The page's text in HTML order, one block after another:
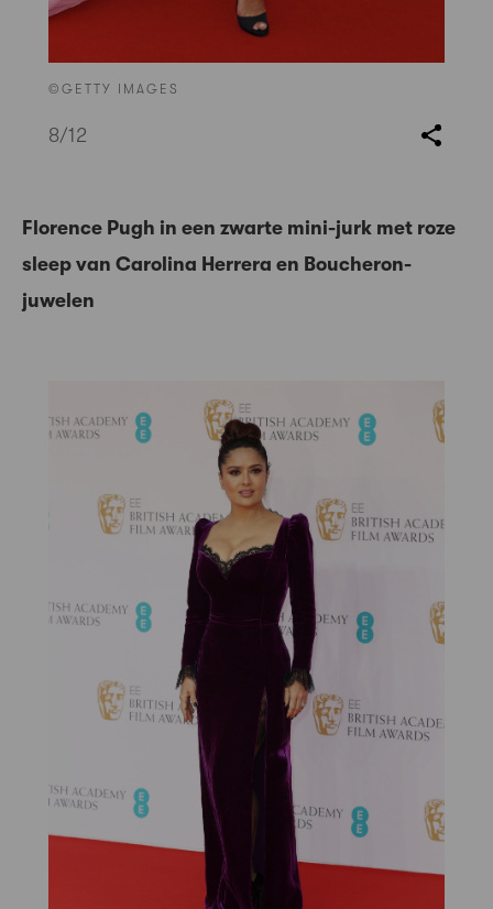
©GETTY IMAGES
8/12
Florence Pugh in een zwarte mini-jurk met roze
sleep van Carolina Herrera en Boucheron-
juwelen